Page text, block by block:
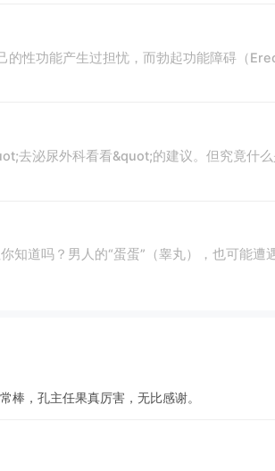
性功能产生过担忧，而勃起功能障碍（
去泌尿外科看看&quot;的建议。但究竟什
知道吗？男人的“蛋蛋”（睾丸），也可能
棒，孔主任果真厉害，无比感谢。